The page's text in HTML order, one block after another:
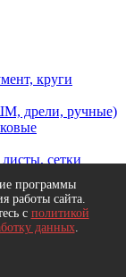
круги
дрели, ручные)
сетки
диски
программы
работы сайта.
с политикой
данных.